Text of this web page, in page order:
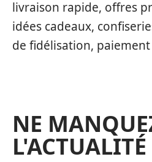
livraison rapide, offres
idées cadeaux,
de fidélisation, paiement
NE
L'ACTUALITÉ